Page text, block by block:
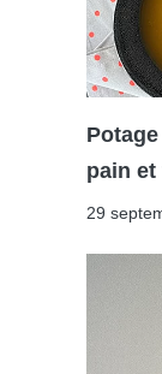
pain et
29